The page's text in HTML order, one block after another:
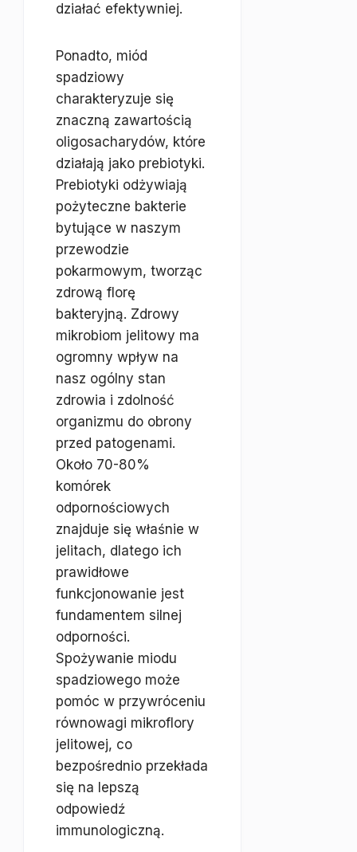
działać efektywniej.
Ponadto, miód
spadziowy
charakteryzuje się
znaczną zawartością
oligosacharydów, które
działają jako prebiotyki.
Prebiotyki odżywiają
pożyteczne bakterie
bytujące w naszym
przewodzie
pokarmowym, tworząc
zdrową florę
bakteryjną. Zdrowy
mikrobiom jelitowy ma
ogromny wpływ na
nasz ogólny stan
zdrowia i zdolność
organizmu do obrony
przed patogenami.
Około 70-80%
komórek
odpornościowych
znajduje się właśnie w
jelitach, dlatego ich
prawidłowe
funkcjonowanie jest
fundamentem silnej
odporności.
Spożywanie miodu
spadziowego może
pomóc w przywróceniu
równowagi mikroflory
jelitowej, co
bezpośrednio przekłada
się na lepszą
odpowiedź
immunologiczną.